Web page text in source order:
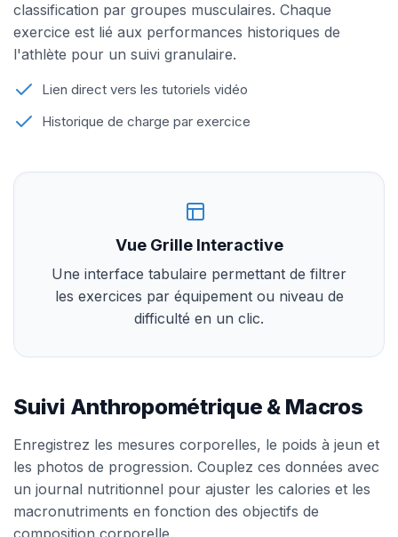
classification par groupes musculaires. Chaque
exercice est lié aux performances historiques de
l'athlète pour un suivi granulaire.
Lien direct vers les tutoriels vidéo
Historique de charge par exercice
Vue Grille Interactive
Une interface tabulaire permettant de filtrer
les exercices par équipement ou niveau de
difficulté en un clic.
Suivi Anthropométrique & Macros
Enregistrez les mesures corporelles, le poids à jeun et
les photos de progression. Couplez ces données avec
un journal nutritionnel pour ajuster les calories et les
macronutriments en fonction des objectifs de
composition corporelle.